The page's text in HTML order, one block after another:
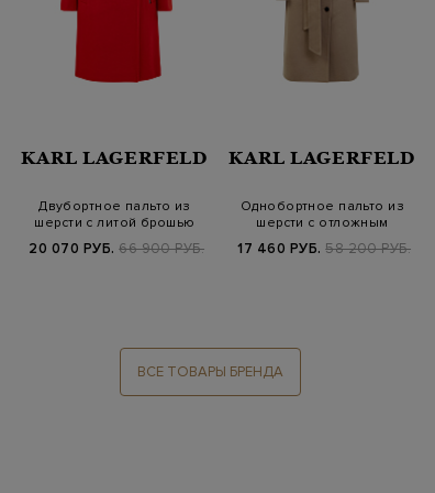
KARL LAGERFELD
Двубортное пальто из
шерсти с литой брошью
20 070 РУБ. 66 900 РУБ.
KARL LAGERFELD
Однобортное пальто из
шерсти с отложным
17 460 РУБ. 58 200 РУБ.
ВСЕ ТОВАРЫ БРЕНДА